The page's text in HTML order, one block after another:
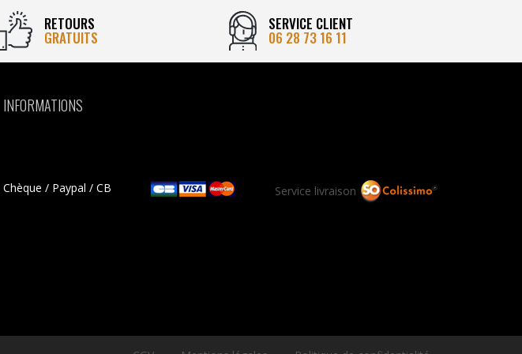
RETOURS
GRATUITS
SERVICE CLIENT
06 28 73 16 11
INFORMATIONS
Chèque / Paypal / CB Service livraison